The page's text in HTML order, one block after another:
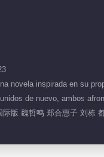
novela inspirada en su
de nuevo, ambos
际版 魏哲鸣 郑合惠子 刘栋